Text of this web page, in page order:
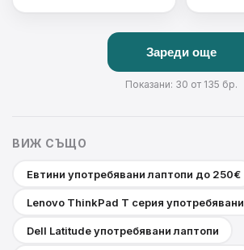
Зареди още
Показани: 30 от 135 бр.
ВИЖ СЪЩО
Евтини употребявани лаптопи до 250€
Lenovo ThinkPad T серия употребявани
Dell Latitude употребявани лаптопи